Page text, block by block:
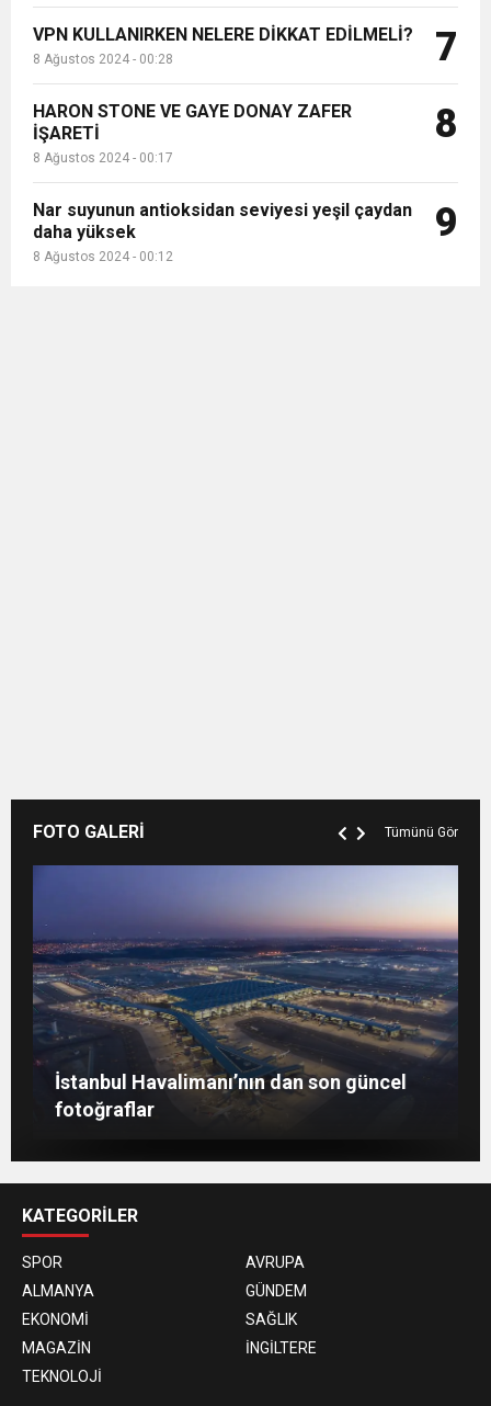
VPN KULLANIRKEN NELERE DİKKAT EDİLMELİ?
8 Ağustos 2024 - 00:28 7
HARON STONE VE GAYE DONAY ZAFER
İŞARETİ
8 Ağustos 2024 - 00:17
8
Nar suyunun antioksidan seviyesi yeşil çaydan
daha yüksek
8 Ağustos 2024 - 00:12
9
FOTO GALERİ Tümünü Gör
Berlin’de 8 Mart Dünya Kadınlar Günü
gösterisi
İstanbul Havalimanı’nın dan son güncel
fotoğraflar
KATEGORİLER
SPOR
AVRUPA
ALMANYA
GÜNDEM
EKONOMİ
SAĞLIK
MAGAZİN
İNGİLTERE
TEKNOLOJİ